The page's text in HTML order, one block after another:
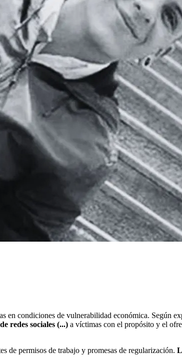
en condiciones de vulnerabilidad económica. Según
redes sociales (...) a víctimas con el propósito y el
de permisos de trabajo y promesas de regularización.